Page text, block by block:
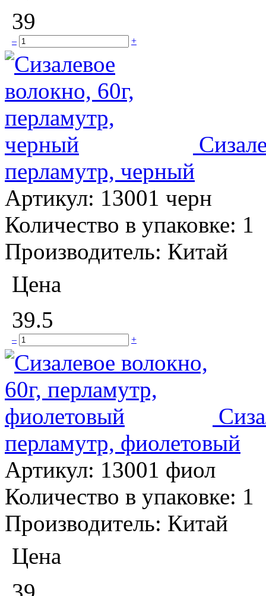
39
– +
перламутр, черный
Артикул: 13001 черн
Количество в упаковке: 1
Производитель: Китай
Цена
39.5
– +
перламутр, фиолетовый
Артикул: 13001 фиол
Количество в упаковке: 1
Производитель: Китай
Цена